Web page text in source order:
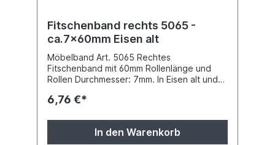
Fitschenband rechts 5065 -
ca.7x60mm Eisen alt
Möbelband Art. 5065 Rechtes
Fitschenband mit 60mm Rollenlänge und
Rollen Durchmesser: 7mm. In Eisen alt und
Die Messingfitschen haben etwas andere
6,76 €*
In den Warenkorb